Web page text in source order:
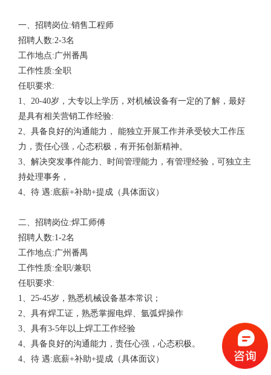
一、招聘岗位:销售工程师
招聘人数:2-3名
工作地点:广州番禺
工作性质:全职
任职要求:
1、20-40岁，大专以上学历，对机械设备有一定的了解，最好
是具有相关营销工作经验:
2、具备良好的沟通能力， 能独立开展工作并承受较大工作压
力，责任心强，心态积极，有开拓创新精神。
3、解决突发事件能力、时间管理能力，有管理经验，可独立主
持处理事务，
4、待 遇:底薪+补助+提成（具体面议）
二、招聘岗位:焊工师傅
招聘人数:1-2名
工作地点:广州番禺
工作性质:全职/兼职
任职要求:
1、25-45岁，熟悉机械设备基本常识；
2、具有焊工证，熟悉掌握电焊、氩弧焊操作
3、具有3-5年以上焊工工作经验
4、具备良好的沟通能力，责任心强，心态积极。
4、待 遇:底薪+补助+提成（具体面议）